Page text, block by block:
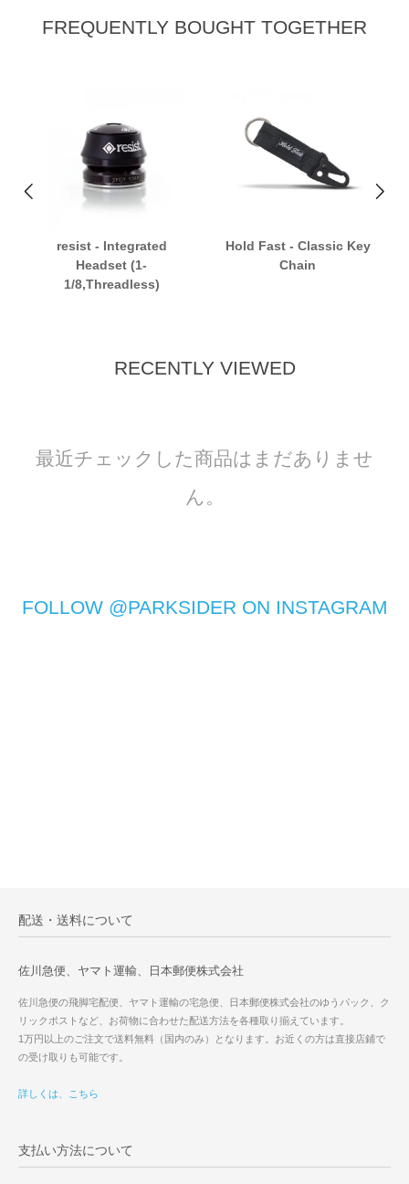
FREQUENTLY BOUGHT TOGETHER
resist - Integrated
Headset (1-
1/8,Threadless)
Hold Fast - Classic Key
Chain
RECENTLY VIEWED
最近チェックした商品はまだありませ
ん。
FOLLOW @PARKSIDER ON INSTAGRAM
配送・送料について
佐川急便、ヤマト運輸、日本郵便株式会社
佐川急便の飛脚宅配便、ヤマト運輸の宅急便、日本郵便株式会社のゆうパック、ク
リックポストなど、お荷物に合わせた配送方法を各種取り揃えています。
1万円以上のご注文で送料無料（国内のみ）となります。お近くの方は直接店鋪で
の受け取りも可能です。
詳しくは、こちら
支払い方法について